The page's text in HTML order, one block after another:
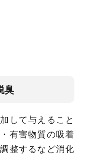
臭
して与えること
有害物質の吸着
整するなど消化